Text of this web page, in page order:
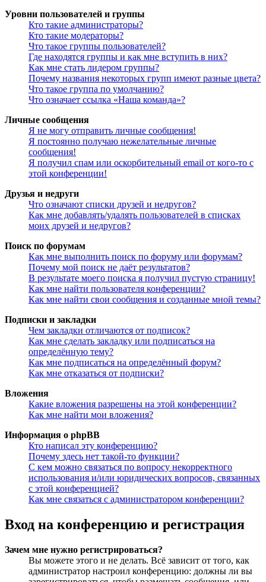
Уровни пользователей и группы
Кто такие администраторы?
Кто такие модераторы?
Что такое группы пользователей?
Где находятся группы и как мне вступить в них?
Как мне стать лидером группы?
Почему названия некоторых групп имеют разные цвета?
Что такое группа по умолчанию?
Что означает ссылка «Наша команда»?
Личные сообщения
Я не могу отправить личные сообщения!
Я постоянно получаю нежелательные личные
сообщения!
Я получил спам или оскорбительный email от кого-то с
этой конференции!
Друзья и недруги
Что означают списки друзей и недругов?
Как мне добавлять/удалять пользователей в списках
моих друзей и недругов?
Поиск по форумам
Как мне выполнить поиск по форуму или форумам?
Почему мой поиск не даёт результатов?
В результате моего поиска я получил пустую страницу!
Как мне найти пользователя конференции?
Как мне найти свои сообщения и созданные мной темы?
Подписки и закладки
Чем закладки отличаются от подписок?
Как мне сделать закладку или подписаться на
определённую тему?
Как мне подписаться на определённый форум?
Как мне отказаться от подписки?
Вложения
Какие вложения разрешены на этой конференции?
Как мне найти мои вложения?
Информация о phpBB
Кто написал эту конференцию?
Почему здесь нет такой-то функции?
С кем можно связаться по вопросу некорректного
использования и/или юридических вопросов, связанных
с этой конференцией?
Как мне связаться с администратором конференции?
Вход на конференцию и регистрация
Зачем мне нужно регистрироваться?
Вы можете этого и не делать. Всё зависит от того, как
администратор настроил конференцию: должны ли вы